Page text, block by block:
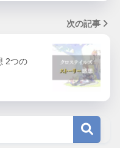
次の記事
2つの